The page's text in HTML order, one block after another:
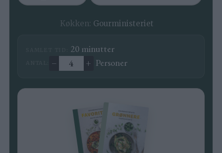
Køkken: Gourministeriet
20minutter
minutter
Ændre antal
– + Personer